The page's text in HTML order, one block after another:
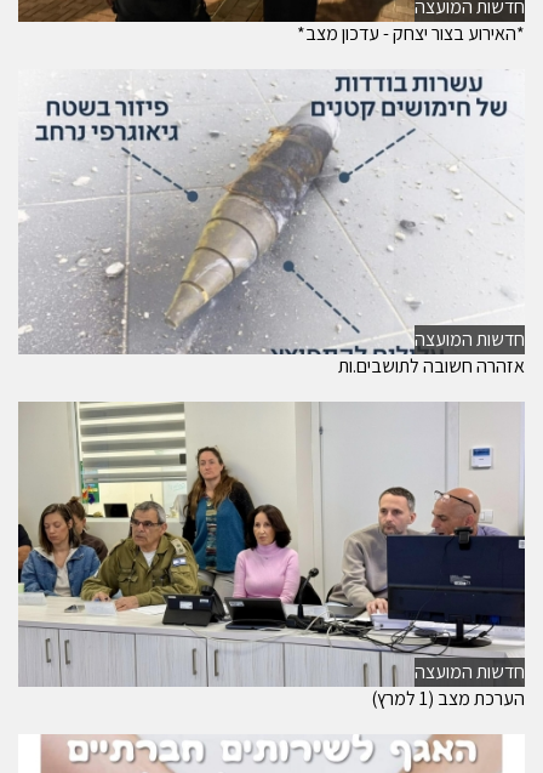
חדשות המועצה
*האירוע בצור יצחק - עדכון מצב*
חדשות המועצה
אזהרה חשובה לתושבים.ות
חדשות המועצה
הערכת מצב (1 למרץ)